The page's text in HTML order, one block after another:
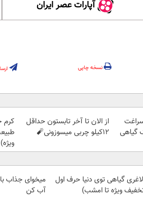
آپارات عصر ایران
نسخه چاپی
گیاهی
از الان تا آخر تابستون حداقل
12کیلو چربی میسوزونی🧨
کرم
ویژه)
گیاهی توی دنیا حرف اول
ویژه تا امشب)
میخوای جذاب
آب کن